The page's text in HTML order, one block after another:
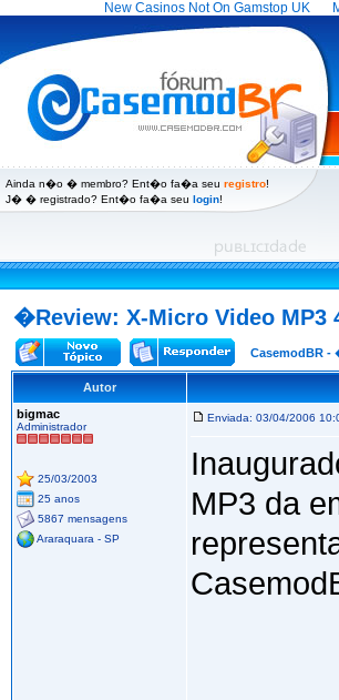
New Casinos Not On Gamstop UK
Ainda n�o � membro? Ent�o fa�a seu registro!
J� � registrado? Ent�o fa�a seu login!
�Review: X-Micro Video MP3
CasemodBR
Autor
bigmac
Administrador
25/03/2003
25 anos
5867 mensagens
Araraquara - SP
Enviada: 03/04/2006
MP3 da